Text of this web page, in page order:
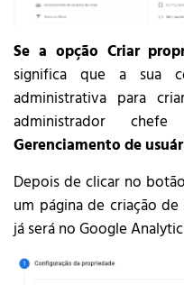
Se a opção Criar
significa que a sua
administrativa para
administrador
Gerenciamento de
Depois de clicar no
um página de criação
já será no Google